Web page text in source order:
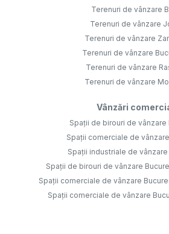
Terenuri de vânzare
Terenuri de vânzare
Terenuri de vânzare
Terenuri de vânzare
Terenuri de vânzare
Terenuri de vânzare
Vânzări
Spații de birouri de vânzare
Spații comerciale de
Spații industriale de
Spații de birouri de vânzare
Spații comerciale de vânzare
Spații comerciale de vânzare